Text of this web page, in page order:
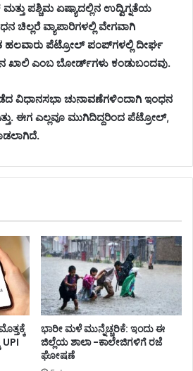
ಮತ್ತು ಪಶ್ಚಿಮ ಏಷ್ಯಾದಲ್ಲಿನ ಉದ್ವಿಗ್ನತೆಯ
ಚಿಲ್ಲರೆ ವ್ಯಾಪಾರಿಗಳಲ್ಲಿ ವೇಗವಾಗಿ
ಹಲವಾರು ಪೆಟ್ರೋಲ್ ಪಂಪ್‌ಗಳಲ್ಲಿ ದೀರ್ಘ
ಖಾಲಿ ಎಂಬ ಬೋರ್ಡ್‌ಗಳು ಕಂಡುಬಂದವು.
ವಿಧಾನಸಭಾ ಚುನಾವಣೆಗಳಿಂದಾಗಿ ಇಂಧನ
ಈಗ ಎಲ್ಲವೂ ಮುಗಿದಿದ್ದರಿಂದ ಪೆಟ್ರೋಲ್,
ಭಾರೀ ಮಳೆ ಮುನ್ನೆಚ್ಚರಿಕೆ: ಇಂದು ಈ
ಜಿಲ್ಲೆಯ ಶಾಲಾ -ಕಾಲೇಜಿಗಳಿಗೆ ರಜೆ
ಘೋಷಣೆ